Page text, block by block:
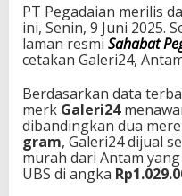
PT Pegadaian merilis
ini, Senin, 9 Juni 2025.
laman resmi Sahabat
cetakan Galeri24,
Berdasarkan data
merk Galeri24
dibandingkan dua
gram, Galeri24 dijual
murah dari Antam
UBS di angka